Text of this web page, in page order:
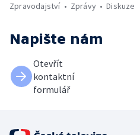
Zpravodajství
Zprávy Diskuze
Napište nám
Otevřít
kontaktní
formulář